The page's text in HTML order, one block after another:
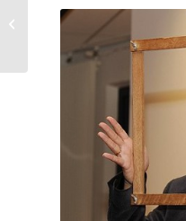
Dagprogramma